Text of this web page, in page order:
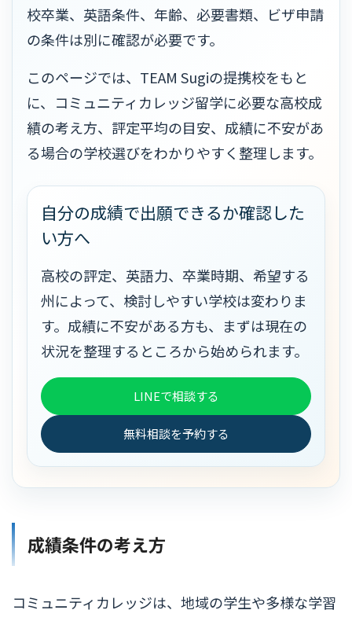
校卒業、英語条件、年齢、必要書類、ビザ申請
の条件は別に確認が必要です。
このページでは、TEAM Sugiの提携校をもと
に、コミュニティカレッジ留学に必要な高校成
績の考え方、評定平均の目安、成績に不安があ
る場合の学校選びをわかりやすく整理します。
自分の成績で出願できるか確認した
い方へ
高校の評定、英語力、卒業時期、希望する
州によって、検討しやすい学校は変わりま
す。成績に不安がある方も、まずは現在の
状況を整理するところから始められます。
LINEで相談する
無料相談を予約する
成績条件の考え方
コミュニティカレッジは、地域の学生や多様な学習